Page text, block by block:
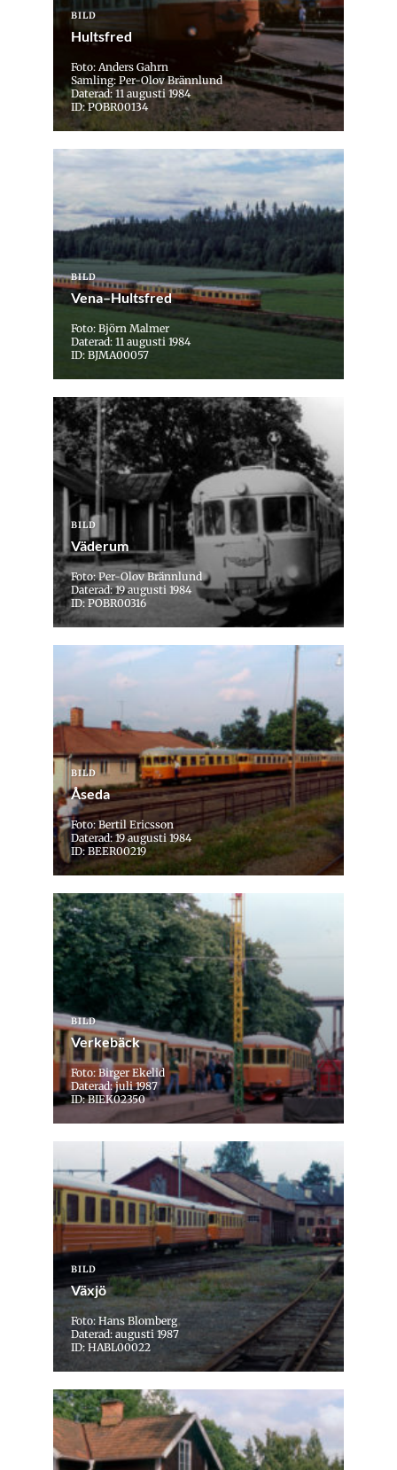
BILD
Hultsfred
Foto: Anders Gahrn
Samling: Per-Olov Brännlund
Daterad: 11 augusti 1984
ID: POBR00134
BILD
Vena–Hultsfred
Foto: Björn Malmer
Daterad: 11 augusti 1984
ID: BJMA00057
BILD
Väderum
Foto: Per-Olov Brännlund
Daterad: 19 augusti 1984
ID: POBR00316
BILD
Åseda
Foto: Bertil Ericsson
Daterad: 19 augusti 1984
ID: BEER00219
BILD
Verkebäck
Foto: Birger Ekelid
Daterad: juli 1987
ID: BIEK02350
BILD
Växjö
Foto: Hans Blomberg
Daterad: augusti 1987
ID: HABL00022